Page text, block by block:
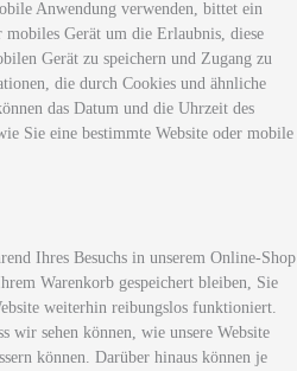
Anwendung verwenden, bittet ein
Gerät um die Erlaubnis, diese
Gerät zu speichern und Zugang zu
die durch Cookies und ähnliche
das Datum und die Uhrzeit des
Sie eine bestimmte Website oder mobile
Ihres Besuchs in unserem Online-Shop
Warenkorb gespeichert bleiben, Sie
weiterhin reibungslos funktioniert.
wir sehen können, wie unsere Website
können. Darüber hinaus können je